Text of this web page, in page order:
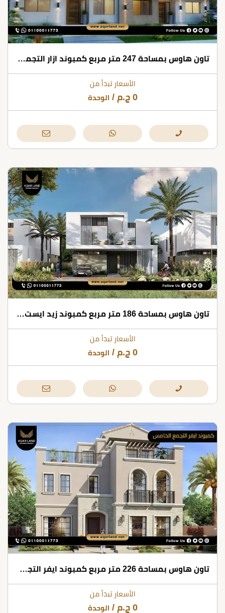
تاون هاوس بمساحة 247 متر مربع كمبوند ازار التجمع الخامس
الأسعار تبدأ من
0 ج.م / الوحدة
تاون هاوس بمساحة 186 متر مربع كمبوند زيد ايست التجمع الخامس
الأسعار تبدأ من
0 ج.م / الوحدة
تاون هاوس بمساحة 226 متر مربع كمبوند ايفر التجمع الخامس
الأسعار تبدأ من
0 ج.م / الوحدة